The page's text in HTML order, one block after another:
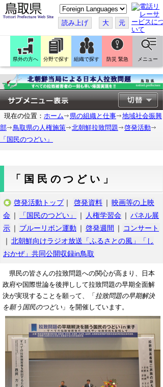
こ
の
ペ
ー
ジ
翻
訳
す
る
読み上げ 大 元
県外の方へ 分野で探す 組織で探す 防災 緊急 メニュー
現在の位置： ホーム 県の組織と仕事
地域社会振興
部
鳥取県の人権施策 北朝鮮拉致問題
啓発活動
「国民のつどい」
「国民のつどい」
啓発活動トップ｜ 啓発資料 ｜ 映画等の上映
会 ｜ 「国民のつどい」 ｜ 人権学習会 ｜ パネル展
示 ｜ ブルーリボン運動 ｜ 啓発週間 ｜
コンサート
｜ 北朝鮮向けラジオ放送「ふるさとの風」「し
おかぜ」共同公開収録in鳥取
県民の皆さんの拉致問題への関心が高まり、日本
政府や国際世論を後押しして拉致問題の早期全面解
決が実現することを願って、「 拉致問題の早期解決
を願う国民のつどい 」を開催しています。